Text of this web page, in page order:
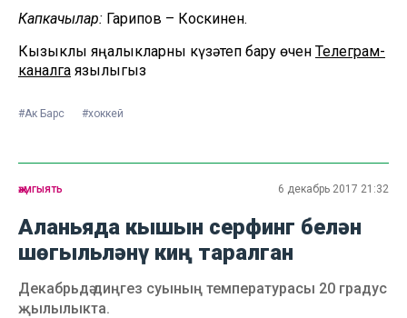
Капкачылар: Гарипов – Коскинен.
Кызыклы яңалыкларны күзәтеп бару өчен Телеграм-
каналга язылыгыз
#Ак Барс #хоккей
җәмгыять 6 декабрь 2017 21:32
Аланьяда кышын серфинг белән
шөгыльләнү киң таралган
Декабрьдә диңгез суының температурасы 20 градус
җылылыкта.